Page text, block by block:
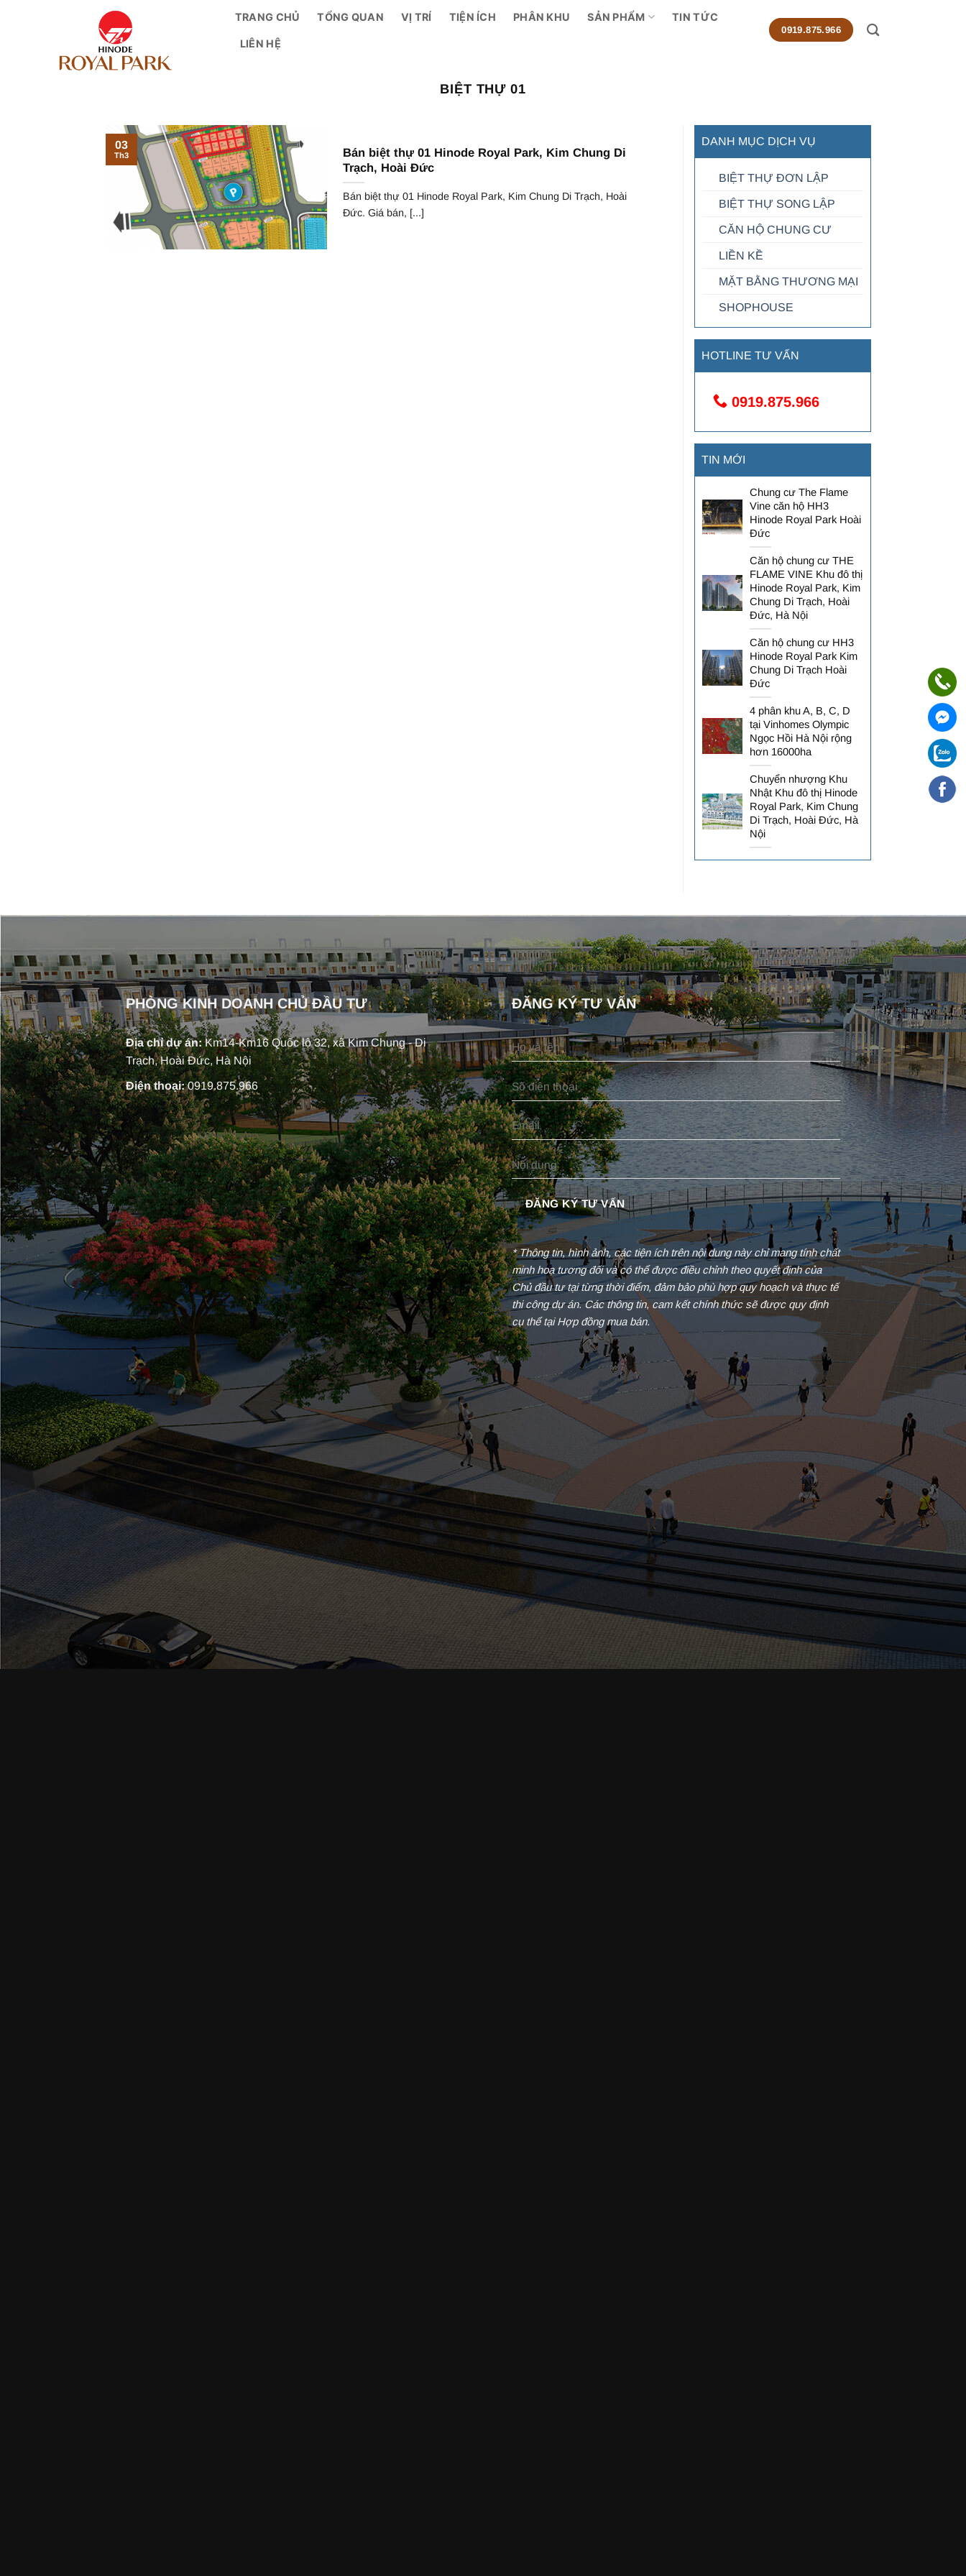
TRANG CHỦ TỔNG QUAN VỊ TRÍ TIỆN ÍCH PHÂN KHU SẢN PHẨM TIN TỨC
LIÊN HỆ
0919.875.966
BIỆT THỰ 01
Bán biệt thự 01 Hinode Royal Park, Kim Chung Di
Trạch, Hoài Đức
Bán biệt thự 01 Hinode Royal Park, Kim Chung Di Trạch, Hoài
Đức. Giá bán, [...]
03
Th3
DANH MỤC DỊCH VỤ
BIỆT THỰ ĐƠN LẬP
BIỆT THỰ SONG LẬP
CĂN HỘ CHUNG CƯ
LIỀN KỀ
MẶT BẰNG THƯƠNG MẠI
SHOPHOUSE
HOTLINE TƯ VẤN
0919.875.966
TIN MỚI
Chung cư The Flame
Vine căn hộ HH3
Hinode Royal Park Hoài
Đức
Căn hộ chung cư THE
FLAME VINE Khu đô thị
Hinode Royal Park, Kim
Chung Di Trạch, Hoài
Đức, Hà Nội
Căn hộ chung cư HH3
Hinode Royal Park Kim
Chung Di Trạch Hoài
Đức
4 phân khu A, B, C, D
tại Vinhomes Olympic
Ngọc Hồi Hà Nội rộng
hơn 16000ha
Chuyển nhượng Khu
Nhật Khu đô thị Hinode
Royal Park, Kim Chung
Di Trạch, Hoài Đức, Hà
Nội
PHÒNG KINH DOANH CHỦ ĐẦU TƯ
Địa chỉ dự án:Km14-Km16 Quốc lộ 32, xã Kim Chung - Di
Trạch, Hoài Đức, Hà Nội
Điện thoại:0919.875.966
ĐĂNG KÝ TƯ VẤN
* Thông tin, hình ảnh, các tiện ích trên nội dung này chỉ mang tính chất
minh hoạ tương đối và có thể được điều chỉnh theo quyết định của
Chủ đầu tư tại từng thời điểm, đảm bảo phù hợp quy hoạch và thực tế
thi công dự án. Các thông tin, cam kết chính thức sẽ được quy định
cụ thể tại Hợp đồng mua bán.